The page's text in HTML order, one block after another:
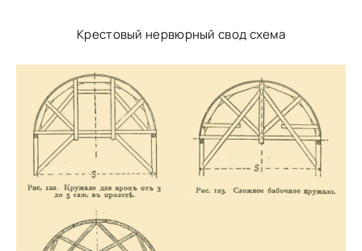
Крестовый нервюрный свод схема